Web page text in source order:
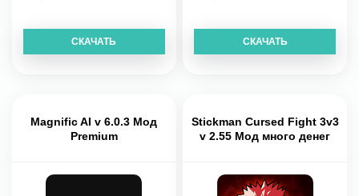
СКАЧАТЬ СКАЧАТЬ
Magnific AI v 6.0.3 Мод
Premium
Stickman Cursed Fight 3v3
v 2.55 Мод много денег